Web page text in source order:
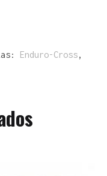
Enduro-Cross,